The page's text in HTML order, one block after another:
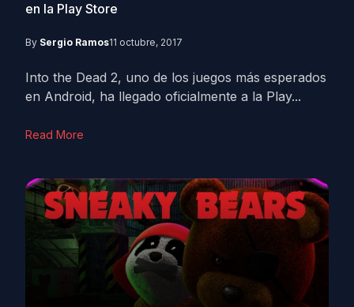
en la Play Store
By Sergio Ramos11 octubre, 2017
Into the Dead 2, uno de los juegos más esperados
en Android, ha llegado oficialmente a la Play...
Read More